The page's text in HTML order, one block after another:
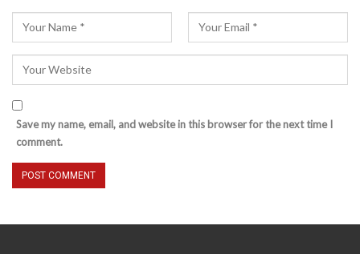
Save my name, email, and website in this browser for the next time I
comment.